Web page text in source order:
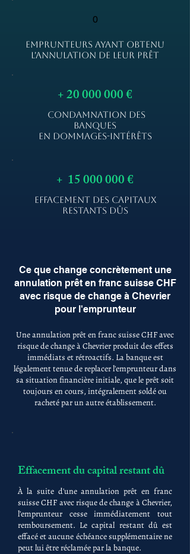
0
EMPRUNTEURS AYANT OBTENU
L'ANNULATION DE LEUR PRÊT
+20 000 000€
CONDAMNATION DES
BANQUES
EN DOMMAGES-INTÉRÊTS
+ 15 000 000€
EFFACEMENT DES CAPITAUX
RESTANTS DÛS
Ce que change concrètement une
annulation prêt en franc suisse CHF
avec risque de change à Chevrier
pour l'emprunteur
Une annulation prêt en franc suisse CHF avec
risque de change à Chevrier produit des effets
immédiats et rétroactifs. La banque est
légalement tenue de replacer l'emprunteur dans
sa situation financière initiale, que le prêt soit
toujours en cours, intégralement soldé ou
racheté par un autre établissement.
Effacement du capital restant dû
À la suite d'une annulation prêt en franc
suisse CHF avec risque de change à Chevrier,
l'emprunteur cesse immédiatement tout
remboursement. Le capital restant dû est
effacé et aucune échéance supplémentaire ne
peut lui être réclamée par la banque.